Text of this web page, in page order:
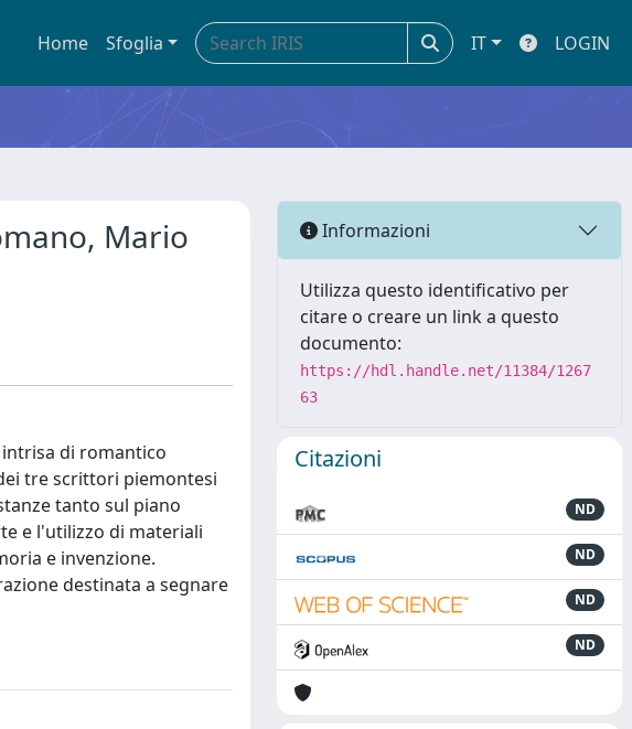
Home Sfoglia IT LOGIN
Mario
di romantico
tre scrittori piemontesi
tanto sul piano
e l'utilizzo di materiali
e invenzione.
destinata a segnare
Informazioni
Utilizza questo identificativo per
citare o creare un link a questo
documento:
https://hdl.handle.net/11384/1267
63
Citazioni
ND
ND
ND
ND